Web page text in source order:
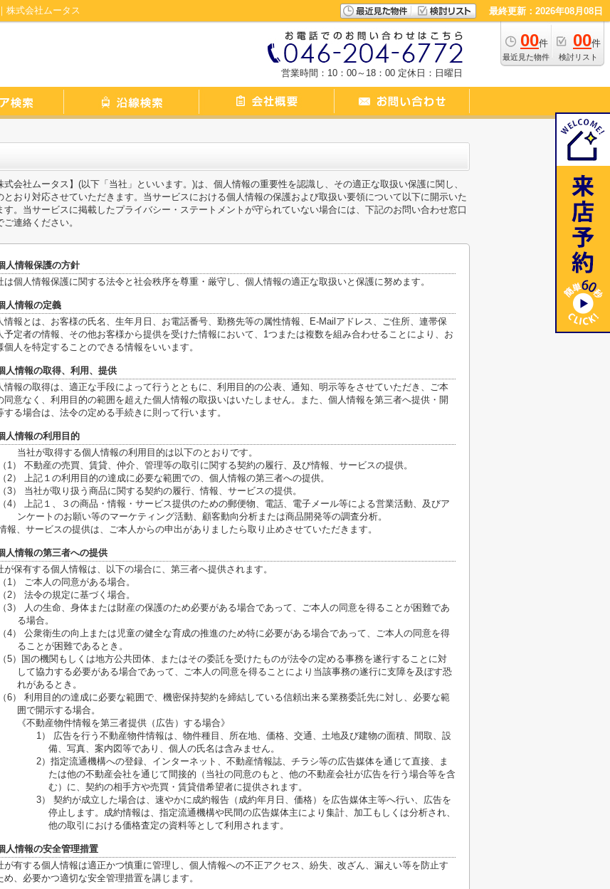
株式会社ムータス 最終更新：2026年08月08日
00件
最近見た物件
00件
検討リスト
営業時間：10：00～18：00 定休日：日曜日
式会社ムータス】(以下「当社」といいます。)は、個人情報の重要性を認識し、その適正な取扱い保護に関し、
とおり対応させていただきます。当サービスにおける個人情報の保護および取扱い要領について以下に開示いた
す。当サービスに掲載したプライバシー・ステートメントが守られていない場合には、下記のお問い合わせ窓口
ご連絡ください。
人情報保護の方針
は個人情報保護に関する法令と社会秩序を尊重・厳守し、個人情報の適正な取扱いと保護に努めます。
人情報の定義
情報とは、お客様の氏名、生年月日、お電話番号、勤務先等の属性情報、E-Mailアドレス、ご住所、連帯保
予定者の情報、その他お客様から提供を受けた情報において、1つまたは複数を組み合わせることにより、お
個人を特定することのできる情報をいいます。
人情報の取得、利用、提供
情報の取得は、適正な手段によって行うとともに、利用目的の公表、通知、明示等をさせていただき、ご本
同意なく、利用目的の範囲を超えた個人情報の取扱いはいたしません。また、個人情報を第三者へ提供・開
する場合は、法令の定める手続きに則って行います。
人情報の利用目的
当社が取得する個人情報の利用目的は以下のとおりです。
（1） 不動産の売買、賃貸、仲介、管理等の取引に関する契約の履行、及び情報、サービスの提供。
（2） 上記１の利用目的の達成に必要な範囲での、個人情報の第三者への提供。
（3） 当社が取り扱う商品に関する契約の履行、情報、サービスの提供。
（4） 上記１、３の商品・情報・サービス提供のための郵便物、電話、電子メール等による営業活動、及びア
ンケートのお願い等のマーケティング活動、顧客動向分析または商品開発等の調査分析。
報、サービスの提供は、ご本人からの申出がありましたら取り止めさせていただきます。
人情報の第三者への提供
が保有する個人情報は、以下の場合に、第三者へ提供されます。
（1） ご本人の同意がある場合。
（2） 法令の規定に基づく場合。
（3） 人の生命、身体または財産の保護のため必要がある場合であって、ご本人の同意を得ることが困難であ
る場合。
（4） 公衆衛生の向上または児童の健全な育成の推進のため特に必要がある場合であって、ご本人の同意を得
ることが困難であるとき。
（5）国の機関もしくは地方公共団体、またはその委託を受けたものが法令の定める事務を遂行することに対
して協力する必要がある場合であって、ご本人の同意を得ることにより当該事務の遂行に支障を及ぼす恐
れがあるとき。
（6） 利用目的の達成に必要な範囲で、機密保持契約を締結している信頼出来る業務委託先に対し、必要な範
囲で開示する場合。
《不動産物件情報を第三者提供（広告）する場合》
1） 広告を行う不動産物件情報は、物件種目、所在地、価格、交通、土地及び建物の面積、間取、設
備、写真、案内図等であり、個人の氏名は含みません。
2）指定流通機構への登録、インターネット、不動産情報誌、チラシ等の広告媒体を通じて直接、ま
たは他の不動産会社を通じて間接的（当社の同意のもと、他の不動産会社が広告を行う場合等を含
む）に、契約の相手方や売買・賃貸借希望者に提供されます。
3） 契約が成立した場合は、速やかに成約報告（成約年月日、価格）を広告媒体主等へ行い、広告を
停止します。成約情報は、指定流通機構や民間の広告媒体主により集計、加工もしくは分析され、
他の取引における価格査定の資料等として利用されます。
人情報の安全管理措置
が有する個人情報は適正かつ慎重に管理し、個人情報への不正アクセス、紛失、改ざん、漏えい等を防止す
め、必要かつ適切な安全管理措置を講じます。